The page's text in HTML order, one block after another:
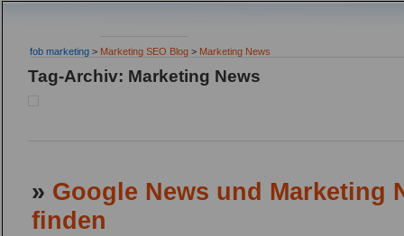
fob marketing > Marketing SEO Blog > Marketing News
Tag-Archiv: Marketing News
» Google News und Marketing
finden